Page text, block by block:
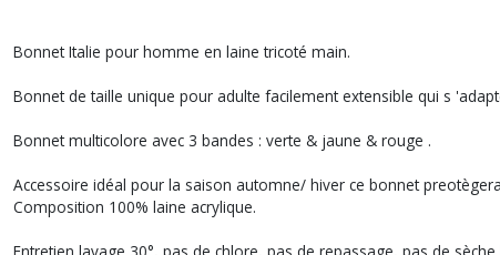
Bonnet Italie pour homme en laine tricoté main.
Bonnet de taille unique pour adulte facilement extensible qui s
Bonnet multicolore avec 3 bandes : verte & jaune & rouge .
Accessoire idéal pour la saison automne/ hiver ce bonnet
Composition 100% laine acrylique.
Entretien lavage 30°, pas de chlore, pas de repassage, pas de sèche